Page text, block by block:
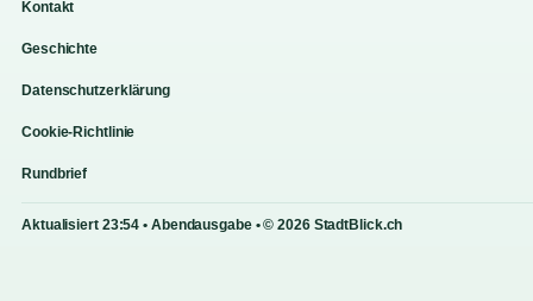
Kontakt
Geschichte
Datenschutzerklärung
Cookie-Richtlinie
Rundbrief
Aktualisiert 23:54 • Abendausgabe • © 2026 StadtBlick.ch